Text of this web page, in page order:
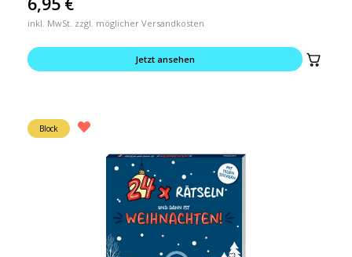
inkl. MwSt. zzgl. möglicher Versandkosten
Jetzt ansehen
Block